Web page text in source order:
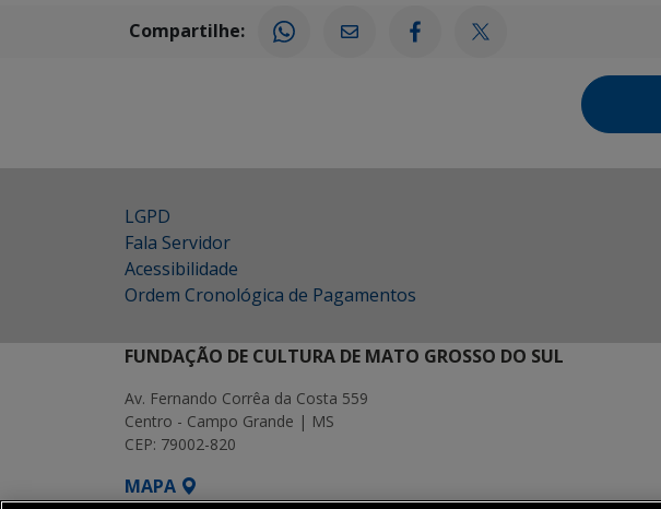
Compartilhe:
LGPD
Fala Servidor
Acessibilidade
Ordem Cronológica de Pagamentos
FUNDAÇÃO DE CULTURA DE MATO GROSSO DO SUL
Av. Fernando Corrêa da Costa 559
Centro - Campo Grande | MS
CEP: 79002-820
MAPA